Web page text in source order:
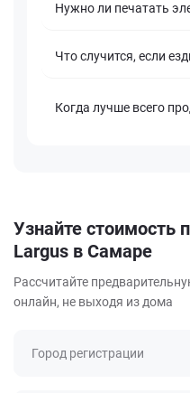
Нужно ли печатать
Что случится, если
Когда лучше всего
Узнайте стоимость
Largus в Самаре
Рассчитайте
онлайн, не выходя из дома
Город регистрации